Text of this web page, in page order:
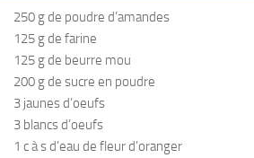
250 g de poudre d’amandes
125 g de farine
125 g de beurre mou
200 g de sucre en poudre
3 jaunes d’oeufs
3 blancs d’oeufs
1 c à s d’eau de fleur d’oranger